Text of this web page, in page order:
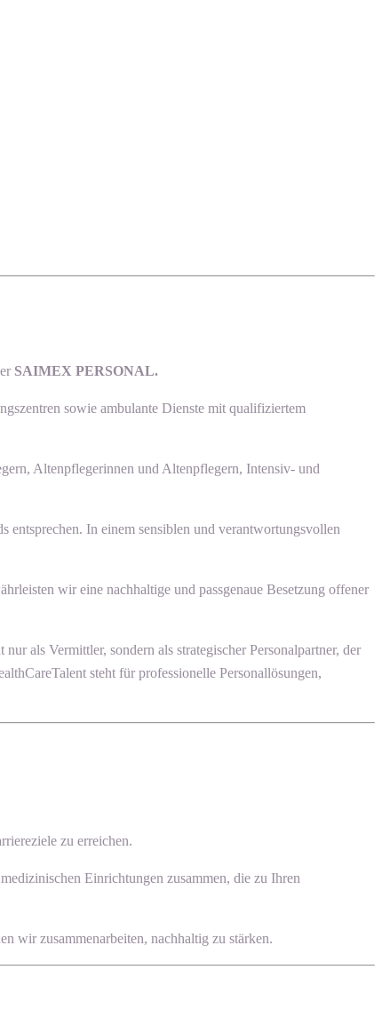
SAIMEX PERSONAL.
sowie ambulante Dienste mit qualifiziertem
Altenpflegerinnen und Altenpflegern, Intensiv- und
In einem sensiblen und verantwortungsvollen
wir eine nachhaltige und passgenaue Besetzung offener
als Vermittler, sondern als strategischer Personalpartner, der
steht für professionelle Personallösungen,
zu erreichen.
Einrichtungen zusammen, die zu Ihren
wir zusammenarbeiten, nachhaltig zu stärken.